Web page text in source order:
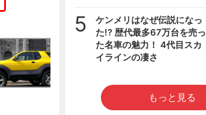
5
ケンメリはなぜ伝説になっ
た!? 歴代最多67万台を売っ
た名車の魅力！ 4代目スカ
イラインの凄さ
もっと見る